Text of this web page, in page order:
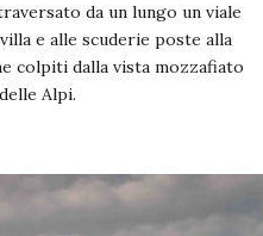
da un lungo un viale
e alle scuderie poste alla
colpiti dalla vista mozzafiato
Alpi.